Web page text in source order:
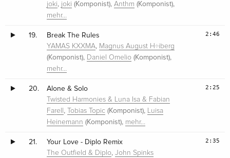
joki, joki (Komponist),Anthm (Komponist),
mehr…
19. Break The Rules
YAMAS KXXMA, Magnus August H÷iberg
(Komponist), Daniel Omelio (Komponist),
mehr…
2:46
20. Alone & Solo
Twisted Harmonies & Luna Isa & Fabian
Farell , Tobias Topic (Komponist), Luisa
Heinemann (Komponist), mehr…
2:25
21. Your Love - Diplo Remix
The Outfield & Diplo,John Spinks
2:35